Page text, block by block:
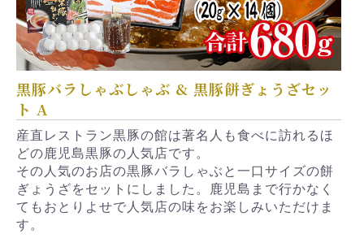
黒豚バラしゃぶしゃぶ & 黒豚餅ぎょうざセッ
ト A
産直レストラン黒豚の館は著名人も食べに訪れるほ
どの鹿児島黒豚の人気店です。
その人気のお店の黒豚バラしゃぶと一口サイズの餅
ぎょうざをセットにしました。鹿児島まで行かなく
てもおとりよせで人気店の味をお楽しみいただけま
す。